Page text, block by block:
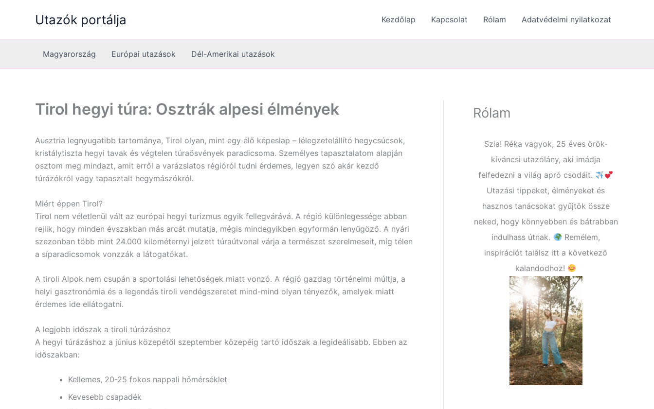
Utazók portálja Kezdőlap Kapcsolat Rólam Adatvédelmi nyilatkozat
Magyarország Európai utazások Dél-Amerikai utazások
Tirol hegyi túra: Osztrák alpesi élmények
Ausztria legnyugatibb tartománya, Tirol olyan, mint egy élő képeslap – lélegzetelállító hegycsúcsok,
kristálytiszta hegyi tavak és végtelen túraösvények paradicsoma. Személyes tapasztalatom alapján
osztom meg mindazt, amit erről a varázslatos régióról tudni érdemes, legyen szó akár kezdő
túrázókról vagy tapasztalt hegymászókról.
Miért éppen Tirol?
Tirol nem véletlenül vált az európai hegyi turizmus egyik fellegvárává. A régió különlegessége abban
rejlik, hogy minden évszakban más arcát mutatja, mégis mindegyikben egyformán lenyűgöző. A nyári
szezonban több mint 24.000 kilométernyi jelzett túraútvonal várja a természet szerelmeseit, míg télen
a síparadicsomok vonzzák a látogatókat.
A tiroli Alpok nem csupán a sportolási lehetőségek miatt vonzó. A régió gazdag történelmi múltja, a
helyi gasztronómia és a legendás tiroli vendégszeretet mind-mind olyan tényezők, amelyek miatt
érdemes ide ellátogatni.
A legjobb időszak a tiroli túrázáshoz
A hegyi túrázáshoz a június közepétől szeptember közepéig tartó időszak a legideálisabb. Ebben az
időszakban:
Kellemes, 20-25 fokos nappali hőmérséklet
Kevesebb csapadék
Rólam
Szia! Réka vagyok, 25 éves örök-
kíváncsi utazólány, aki imádja
felfedezni a világ apró csodáit.
Utazási tippeket, élményeket és
hasznos tanácsokat gyűjtök össze
neked, hogy könnyebben és bátrabban
indulhass útnak.
Remélem,
inspirációt találsz itt a következő
kalandodhoz!